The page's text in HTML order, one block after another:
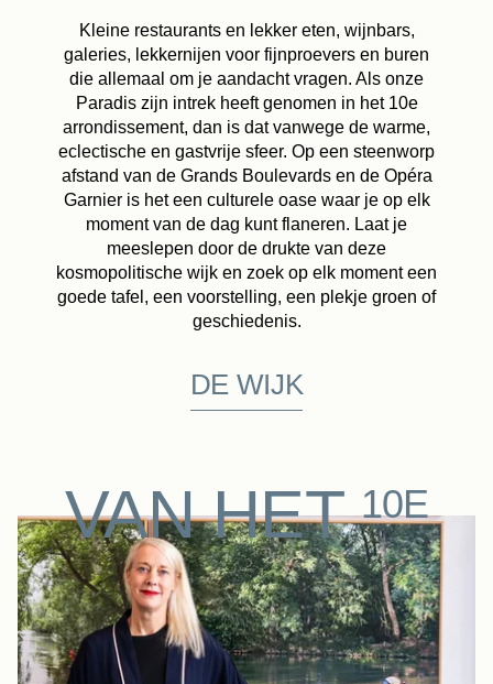
Kleine restaurants en lekker eten, wijnbars,
galeries, lekkernijen voor fijnproevers en buren
die allemaal om je aandacht vragen. Als onze
Paradis zijn intrek heeft genomen in het 10e
arrondissement, dan is dat vanwege de warme,
eclectische en gastvrije sfeer. Op een steenworp
afstand van de Grands Boulevards en de Opéra
Garnier is het een culturele oase waar je op elk
moment van de dag kunt flaneren. Laat je
meeslepen door de drukte van deze
kosmopolitische wijk en zoek op elk moment een
goede tafel, een voorstelling, een plekje groen of
geschiedenis.
DE WIJK
VAN HET10E